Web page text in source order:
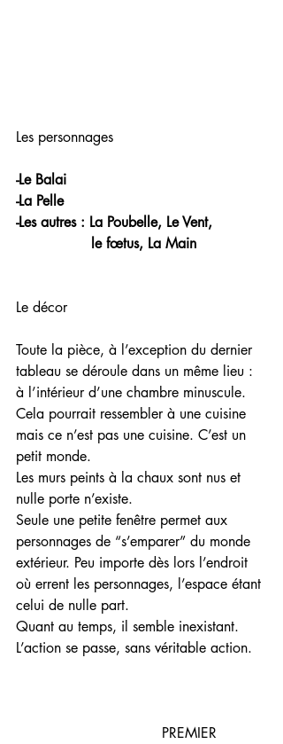
Les personnages
-Le Balai
-La Pelle
-Les autres : La Poubelle, Le Vent,
                 le fœtus, La Main
Le décor
Toute la pièce, à l’exception du dernier
tableau se déroule dans un même lieu :
à l’intérieur d’une chambre minuscule.
Cela pourrait ressembler à une cuisine
mais ce n’est pas une cuisine. C’est un
petit monde.
Les murs peints à la chaux sont nus et
nulle porte n’existe.
Seule une petite fenêtre permet aux
personnages de “s’emparer” du monde
extérieur. Peu importe dès lors l’endroit
où errent les personnages, l’espace étant
celui de nulle part.
Quant au temps, il semble inexistant.
L’action se passe, sans véritable action.